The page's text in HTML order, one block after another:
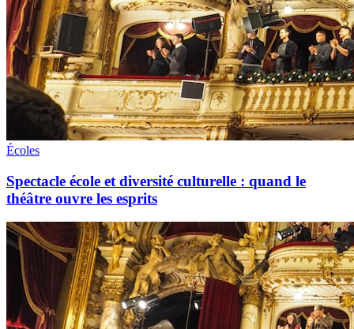
Écoles
Spectacle école et diversité culturelle : quand le
théâtre ouvre les esprits